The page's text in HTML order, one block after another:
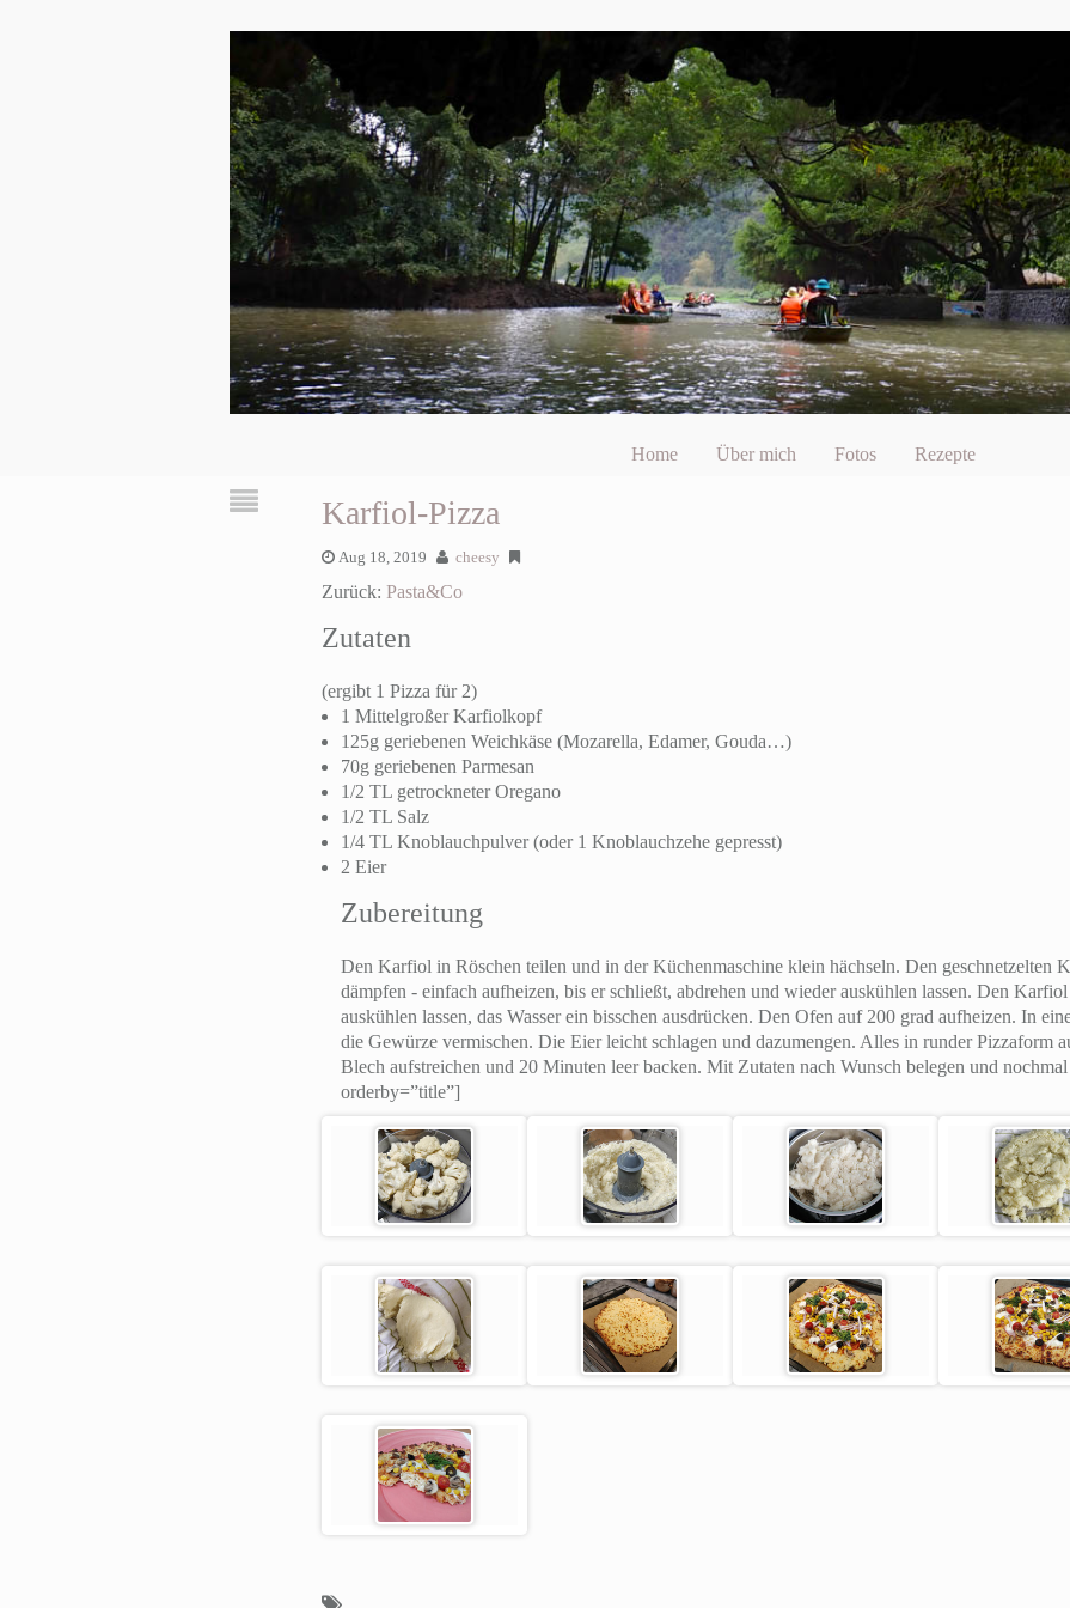
Home Über mich Fotos Rezepte
Karfiol-Pizza
Aug 18, 2019 cheesy
Zurück: Pasta&Co
Zutaten
(ergibt 1 Pizza für 2)
1 Mittelgroßer Karfiolkopf
125g geriebenen Weichkäse (Mozarella, Edamer, Gouda…)
70g geriebenen Parmesan
1/2 TL getrockneter Oregano
1/2 TL Salz
1/4 TL Knoblauchpulver (oder 1 Knoblauchzehe gepresst)
2 Eier
Zubereitung
Den Karfiol in Röschen teilen und in der Küchenmaschine klein hächseln. Den geschnetzelten
dämpfen - einfach aufheizen, bis er schließt, abdrehen und wieder auskühlen lassen. Den
auskühlen lassen, das Wasser ein bisschen ausdrücken. Den Ofen auf 200 grad aufheizen. In
die Gewürze vermischen. Die Eier leicht schlagen und dazumengen. Alles in runder Pizzaform
Blech aufstreichen und 20 Minuten leer backen. Mit Zutaten nach Wunsch belegen und
orderby=”title”]